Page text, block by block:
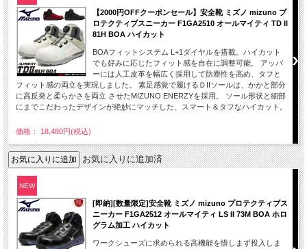
【2000円OFFクーポンセール】安全靴 ミズノ mizuno プ
ロテクティブスニーカー F1GA2510 オールマイティ TD II
81H BOA ハイカット
BOAフィットシステム L+1ダイヤルを搭載。ハイカット
でも好みに応じたフィット感を自在に調整可能。 アッパ
ーには人工皮革を幅広く採用して防塵性を高め、タフと
フィット感の両立を実現しました。 素足感覚で履けるＤIIソールは、かかと部分
に高反発と柔らかさを両立 させたMIZUNO ENERZYを採用。 ソール形状と細部
にまでこだわったデザインが絶妙にマッチした、スマート＆タフなハイカット。
価格： 18,480円(税込)
お気に入りに追加済
NEW
[即納][数量限定]安全靴 ミズノ mizuno プロテクティブス
ニーカー F1GA2512 オールマイティ LS II 73M BOA ホロ
グラム加工 ハイカット
ワークシューズに求められる高機能を惜しまず投入しま